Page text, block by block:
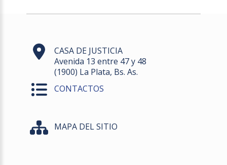
CASA DE JUSTICIA
Avenida 13 entre 47 y 48
(1900) La Plata, Bs. As.
CONTACTOS
MAPA DEL SITIO